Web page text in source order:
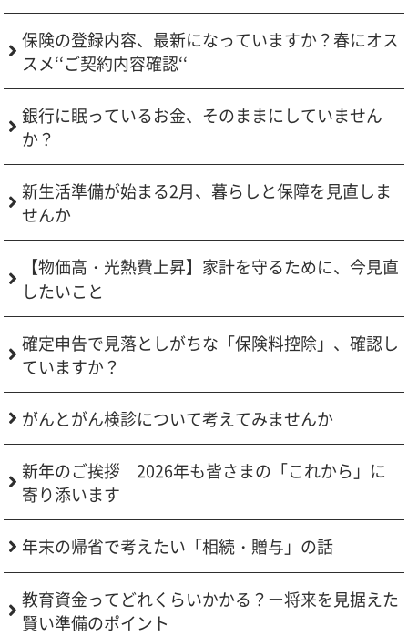
保険の登録内容、最新になっていますか？春にオス
スメ‘‘ご契約内容確認‘‘
銀行に眠っているお金、そのままにしていません
か？
新生活準備が始まる2月、暮らしと保障を見直しま
せんか
【物価高・光熱費上昇】家計を守るために、今見直
したいこと
確定申告で見落としがちな「保険料控除」、確認し
ていますか？
がんとがん検診について考えてみませんか
新年のご挨拶 2026年も皆さまの「これから」に
寄り添います
年末の帰省で考えたい「相続・贈与」の話
教育資金ってどれくらいかかる？ー将来を見据えた
賢い準備のポイント